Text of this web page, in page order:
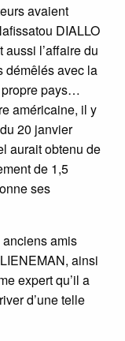
avaient
DIALLO
l’affaire du
démêlés avec la
propre pays…
américaine, il y
20 janvier
aurait obtenu de
de 1,5
ses
amis
ainsi
expert qu’il a
d’une telle